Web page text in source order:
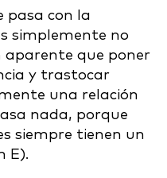
pasa con la
simplemente no
aparente que poner
y trastocar
una relación
nada, porque
siempre tienen un
E).